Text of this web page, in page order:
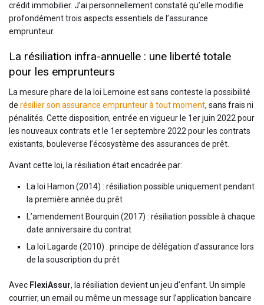
crédit immobilier. J’ai personnellement constaté qu’elle modifie
profondément trois aspects essentiels de l’assurance
emprunteur.
La résiliation infra-annuelle : une liberté totale
pour les emprunteurs
La mesure phare de la loi Lemoine est sans conteste la possibilité
de résilier son assurance emprunteur à tout moment, sans frais ni
pénalités. Cette disposition, entrée en vigueur le 1er juin 2022 pour
les nouveaux contrats et le 1er septembre 2022 pour les contrats
existants, bouleverse l’écosystème des assurances de prêt.
Avant cette loi, la résiliation était encadrée par:
La loi Hamon (2014) : résiliation possible uniquement pendant
la première année du prêt
L’amendement Bourquin (2017) : résiliation possible à chaque
date anniversaire du contrat
La loi Lagarde (2010) : principe de délégation d’assurance lors
de la souscription du prêt
Avec FlexiAssur, la résiliation devient un jeu d’enfant. Un simple
courrier, un email ou même un message sur l’application bancaire